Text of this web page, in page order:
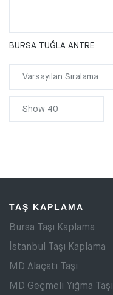
BURSA TUĞLA ANTRE
TAŞ KAPLAMA
Bursa Taşı Kaplama
İstanbul Taşı Kaplama
MD Alaçatı Taşı
MD Geçmeli Yığma Taşı